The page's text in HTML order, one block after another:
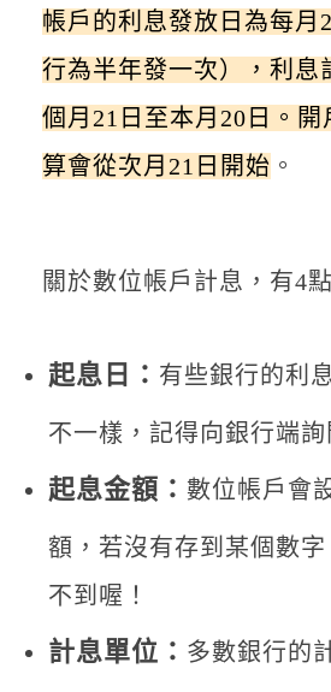
帳戶的利息發放日為每月
行為半年發一次），利息
個月21日至本月20日。開
算會從次月21日開始 。
關於數位帳戶計息，有4
起息日： 有些銀行的利
不一樣，記得向銀行端詢
起息金額： 數位帳戶會
額，若沒有存到某個數
不到喔！
計息單位： 多數銀行的